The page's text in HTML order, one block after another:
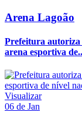
Arena Lagoão
Prefeitura
arena esportiva
Visualizar
06 de Jan